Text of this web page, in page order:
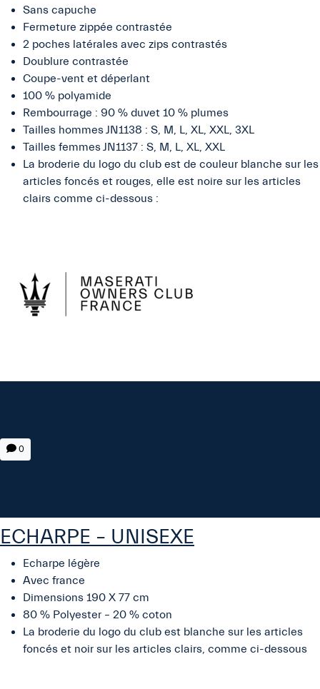
Sans capuche
Fermeture zippée contrastée
2 poches latérales avec zips contrastés
Doublure contrastée
Coupe-vent et déperlant
100 % polyamide
Rembourrage : 90 % duvet 10 % plumes
Tailles hommes JN1138 : S, M, L, XL, XXL, 3XL
Tailles femmes JN1137 : S, M, L, XL, XXL
La broderie du logo du club est de couleur blanche sur les
articles foncés et rouges, elle est noire sur les articles
clairs comme ci-dessous :
0
ECHARPE – UNISEXE
Echarpe légère
Avec france
Dimensions 190 X 77 cm
80 % Polyester – 20 % coton
La broderie du logo du club est blanche sur les articles
foncés et noir sur les articles clairs, comme ci-dessous